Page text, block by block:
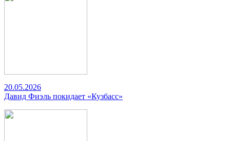
20.05.2026
Давид Фиэль покидает «Кузбасс»